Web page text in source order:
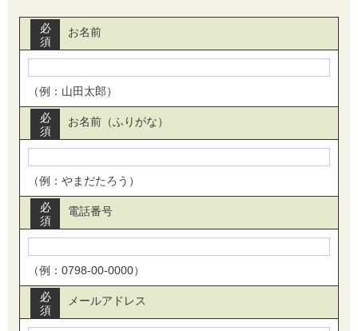
お名前
必
須
（例：山田太郎）
お名前（ふりがな）
必
須
（例：やまだたろう）
電話番号
必
須
（例：0798-00-0000）
メールアドレス
必
須